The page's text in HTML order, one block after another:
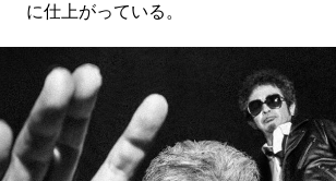
に仕上がっている。